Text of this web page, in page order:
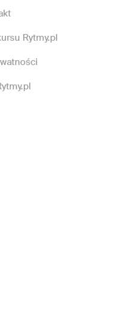
Rytmy.pl